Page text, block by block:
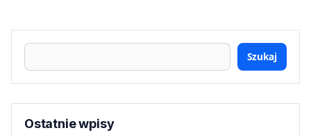
Szukaj
Ostatnie wpisy